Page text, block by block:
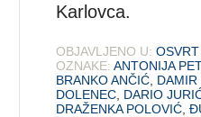
Karlovca.
OBJAVLJENO U: OSVRT
OZNAKE: ANTONIJA
BRANKO ANČIĆ DAMIR
DOLENEC DARIO
DRAŽENKA POLOVIĆ ,